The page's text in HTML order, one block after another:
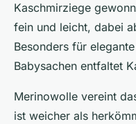
Kaschmirziege
fein und leicht, dabei
Besonders für
Babysachen entfaltet
Merinowolle vereint
ist weicher als